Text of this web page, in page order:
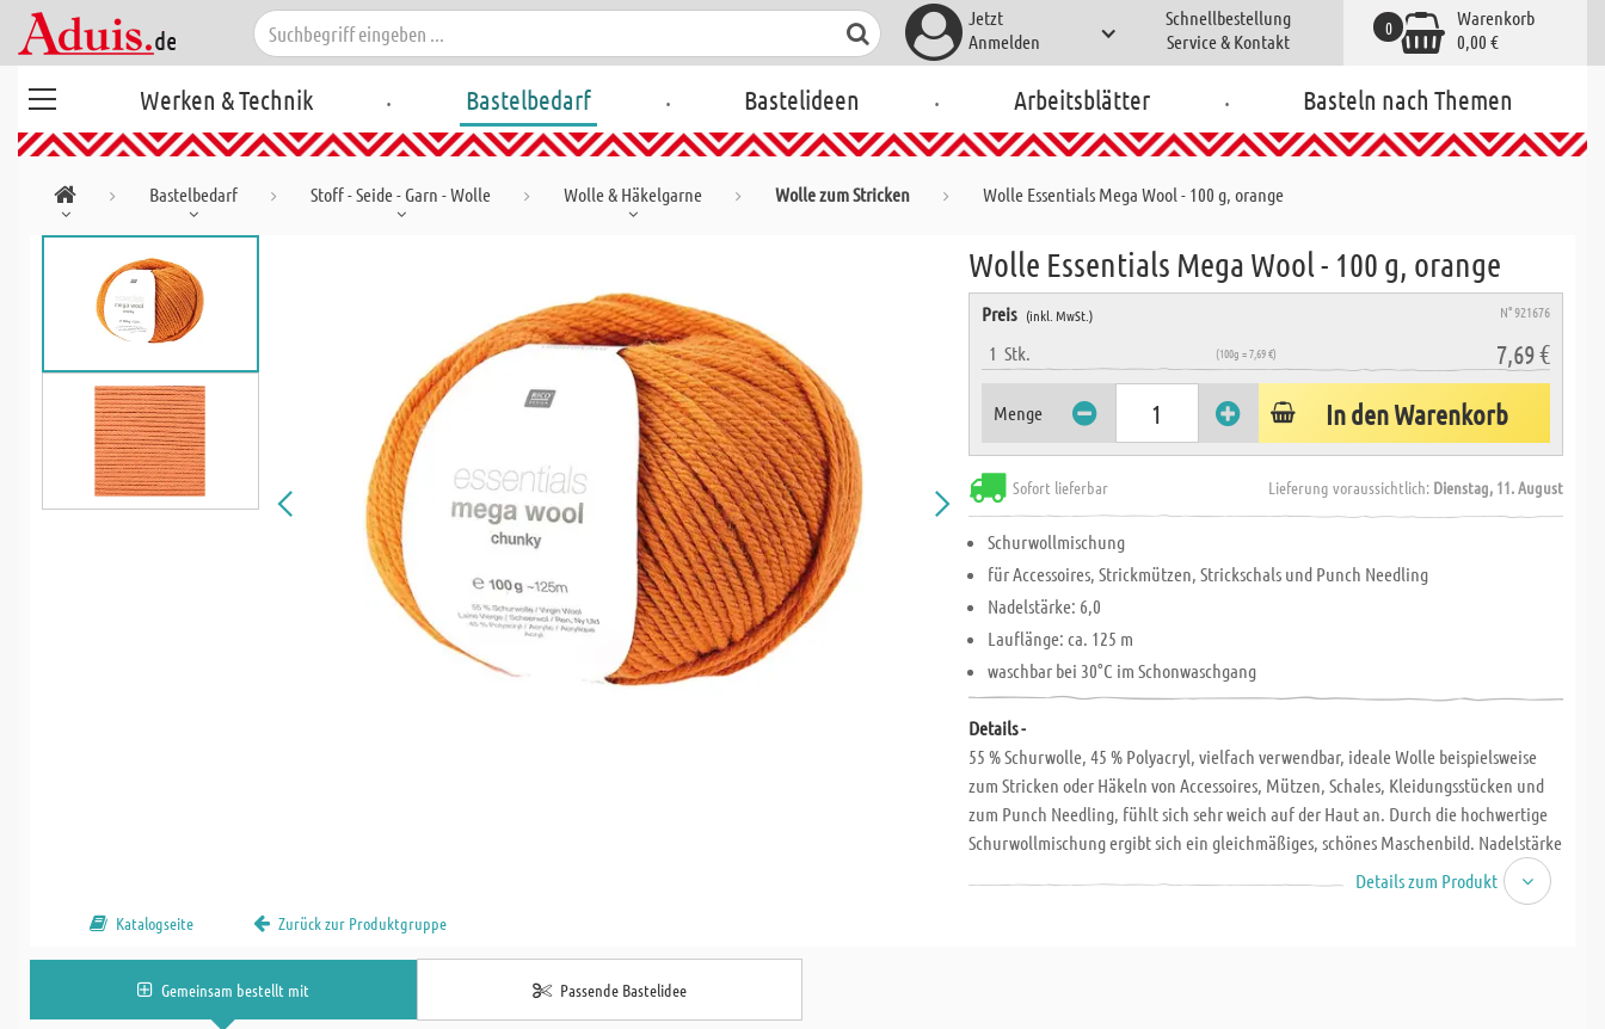
Jetzt
Anmelden
Schnellbestellung
Service & Kontakt
Warenkorb
0,00 €
0
Werken & Technik . Bastelbedarf . Bastelideen . Arbeitsblätter . Basteln nach Themen
Bastelbedarf Stoff - Seide - Garn - Wolle Wolle & Häkelgarne Wolle zum Stricken Wolle Essentials Mega Wool - 100 g, orange
Wolle Essentials Mega Wool - 100 g, orange
Preis (inkl. MwSt.) N° 921676
1Stk. (100g = 7,69 €) 7,69 €
Menge In den Warenkorb
Sofort lieferbar Lieferung voraussichtlich: Dienstag, 11. August
Schurwollmischung
für Accessoires, Strickmützen, Strickschals und Punch Needling
Nadelstärke: 6,0
Lauflänge: ca. 125 m
waschbar bei 30°C im Schonwaschgang
Details -
55 % Schurwolle, 45 % Polyacryl, vielfach verwendbar, ideale Wolle beispielsweise
zum Stricken oder Häkeln von Accessoires, Mützen, Schales, Kleidungsstücken und
zum Punch Needling, fühlt sich sehr weich auf der Haut an. Durch die hochwertige
Schurwollmischung ergibt sich ein gleichmäßiges, schönes Maschenbild. Nadelstärke
6,0; Lauflänge ca. 125 m, maschinenwaschbar im Schongang bei 30 °C.
Details zum Produkt
Katalogseite Zurück zur Produktgruppe
Gemeinsam bestellt mit Passende Bastelidee